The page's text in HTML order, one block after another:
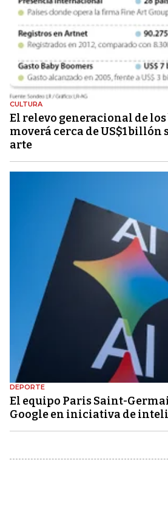
CULTURA
El relevo generacional de los
moverá cerca de US$1 billón
arte
DEPORTE
El equipo Paris Saint-
Google en iniciativa de